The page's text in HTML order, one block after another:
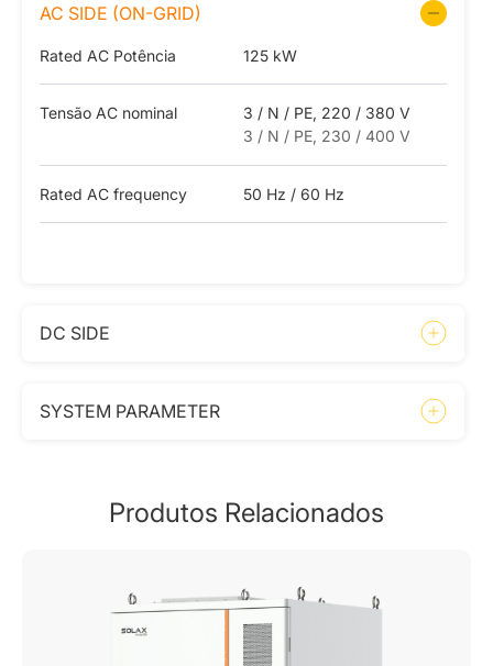
AC SIDE (ON-GRID)
Rated AC Potência 125 kW
Tensão AC nominal
3 / N / PE, 220 / 380 V
3 / N / PE, 230 / 400 V
Rated AC frequency 50 Hz / 60 Hz
DC SIDE
SYSTEM PARAMETER
Produtos Relacionados